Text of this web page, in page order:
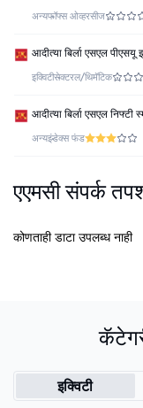
अन्यफॉफ्स ओव्हरसीज
आदीत्या बिर्ला एसएल
इक्विटीसेक्टरल/थिमॅटिक
आदीत्या बिर्ला एसएल
अन्यइंडेक्स फंड
एएमसी संपर्क
कोणताही डाटा उपलब्ध नाही
इक्विटी